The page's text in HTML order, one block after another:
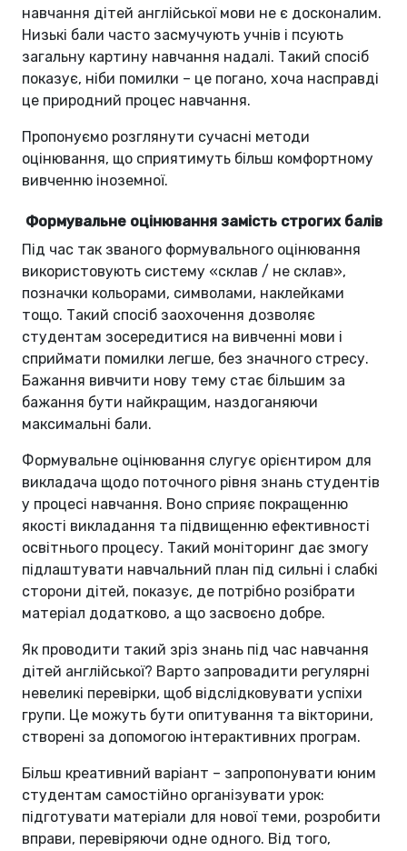
навчання дітей англійської мови не є досконалим.
Низькі бали часто засмучують учнів і псують
загальну картину навчання надалі. Такий спосіб
показує, ніби помилки – це погано, хоча насправді
це природний процес навчання.
Пропонуємо розглянути сучасні методи
оцінювання, що сприятимуть більш комфортному
вивченню іноземної.
Формувальне оцінювання замість строгих балів
Під час так званого формувального оцінювання
використовують систему «склав / не склав»,
позначки кольорами, символами, наклейками
тощо. Такий спосіб заохочення дозволяє
студентам зосередитися на вивченні мови і
сприймати помилки легше, без значного стресу.
Бажання вивчити нову тему стає більшим за
бажання бути найкращим, наздоганяючи
максимальні бали.
Формувальне оцінювання слугує орієнтиром для
викладача щодо поточного рівня знань студентів
у процесі навчання. Воно сприяє покращенню
якості викладання та підвищенню ефективності
освітнього процесу. Такий моніторинг дає змогу
підлаштувати навчальний план під сильні і слабкі
сторони дітей, показує, де потрібно розібрати
матеріал додатково, а що засвоєно добре.
Як проводити такий зріз знань під час навчання
дітей англійської? Варто запровадити регулярні
невеликі перевірки, щоб відслідковувати успіхи
групи. Це можуть бути опитування та вікторини,
створені за допомогою інтерактивних програм.
Більш креативний варіант – запропонувати юним
студентам самостійно організувати урок:
підготувати матеріали для нової теми, розробити
вправи, перевіряючи одне одного. Від того,